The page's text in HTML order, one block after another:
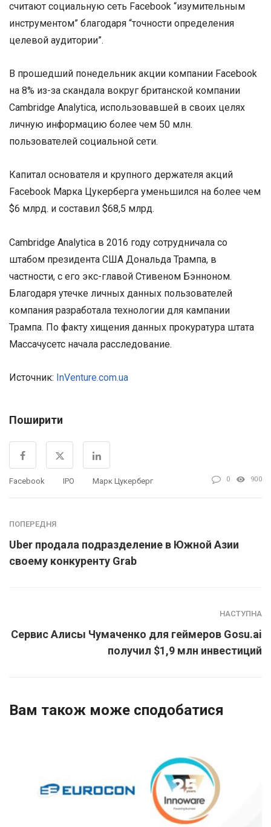
считают социальную сеть Facebook “изумительным
инструментом” благодаря “точности определения
целевой аудитории”.
В прошедший понедельник акции компании Facebook
на 8% из-за скандала вокруг британской компании
Cambridge Analytica, использовавшей в своих целях
личную информацию более чем 50 млн.
пользователей социальной сети.
Капитал основателя и крупного держателя акций
Facebook Марка Цукерберга уменьшился на более чем
$6 млрд. и составил $68,5 млрд.
Cambridge Analytica в 2016 году сотрудничала со
штабом президента США Дональда Трампа, в
частности, с его экс-главой Стивеном Бэнноном.
Благодаря утечке личных данных пользователей
компания разработала технологии для кампании
Трампа. По факту хищения данных прокуратура штата
Массачусетс начала расследование.
Источник: InVenture.com.ua
Поширити
Facebook IPO Марк Цукерберг 0 900
ПОПЕРЕДНЯ
Uber продала подразделение в Южной Азии
своему конкуренту Grab
НАСТУПНА
Сервис Алисы Чумаченко для геймеров Gosu.ai
получил $1,9 млн инвестиций
Вам також може сподобатися